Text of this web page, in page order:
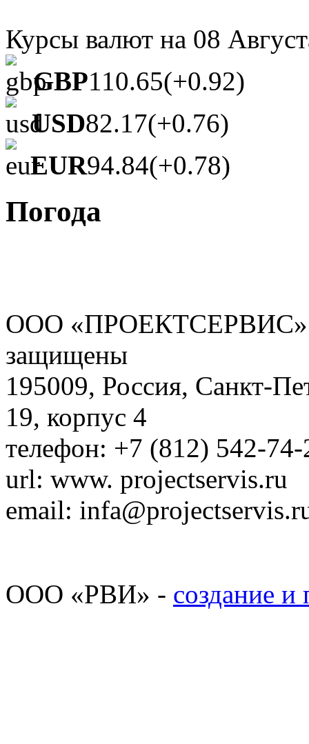
Курсы валют на 08
GBP110.65(+0.92)
USD82.17(+0.76)
EUR94.84(+0.78)
Погода
ООО «ПРОЕКТСЕРВИС»
защищены
195009, Россия, Санкт-
19, корпус 4
телефон: +7 (812) 542-
url: www. projectservis.ru
email:
ООО «РВИ» - создание и